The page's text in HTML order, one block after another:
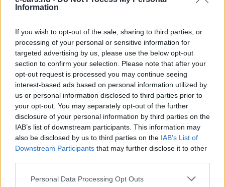
Information
If you wish to opt-out of the sale, sharing to third parties, or
processing of your personal or sensitive information for
targeted advertising by us, please use the below opt-out
section to confirm your selection. Please note that after your
opt-out request is processed you may continue seeing
interest-based ads based on personal information utilized by
us or personal information disclosed to third parties prior to
your opt-out. You may separately opt-out of the further
disclosure of your personal information by third parties on the
IAB’s list of downstream participants. This information may
also be disclosed by us to third parties on the IAB’s List of
Downstream Participants that may further disclose it to other
Personal Data Processing Opt Outs